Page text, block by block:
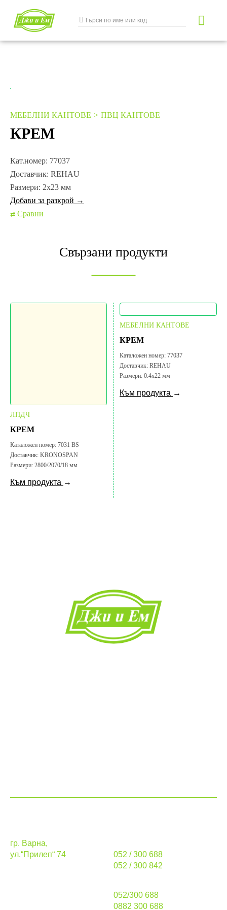
МЕБЕЛНИ КАНТОВЕ ПВЦ КАНТОВЕ
КРЕМ
Кат.номер: 77037
Доставчик: REHAU
Размери: 2х23 мм
Добави за разкрой →
⇄ Сравни
Свързани продукти
ЛПДЧ
КРЕМ
Каталожен номер: 7031 BS
Доставчик: KRONOSPAN
Размери: 2800/2070/18 мм
Към продукта →
МЕБЕЛНИ КАНТОВЕ
КРЕМ
Каталожен номер: 77037
Доставчик: REHAU
Размери: 0.4х22 мм
Към продукта →
гр. Варна,
ул.“Прилеп“ 74
052 / 300 688
052 / 300 842
052/300 688
0882 300 688